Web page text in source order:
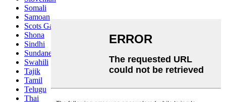
Somali
Samoan
Scots Gaelic
Shona
Sindhi
Sundanese
Swahili
Tajik
Tamil
Telugu
Thai